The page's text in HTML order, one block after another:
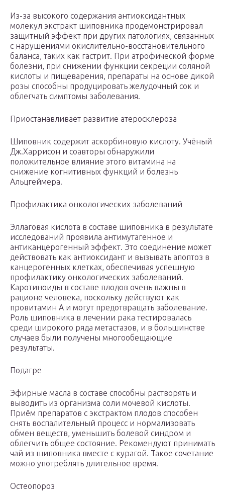
Из-за высокого содержания антиоксидантных
молекул экстракт шиповника продемонстрировал
защитный эффект при других патологиях, связанных
с нарушениями окислительно-восстановительного
баланса, таких как гастрит. При атрофической форме
болезни, при снижении функции секреции соляной
кислоты и пищеварения, препараты на основе дикой
розы способны продуцировать желудочный сок и
облегчать симптомы заболевания.
Приостанавливает развитие атеросклероза
Шиповник содержит аскорбиновую кислоту. Учёный
Дж.Харрисон и соавторы обнаружили
положительное влияние этого витамина на
снижение когнитивных функций и болезнь
Альцгеймера.
Профилактика онкологических заболеваний
Эллаговая кислота в составе шиповника в результате
исследований проявила антимутагенное и
антиканцерогенный эффект. Это соединение может
действовать как антиоксидант и вызывать апоптоз в
канцерогенных клетках, обеспечивая успешную
профилактику онкологических заболеваний.
Каротиноиды в составе плодов очень важны в
рационе человека, поскольку действуют как
провитамин А и могут предотвращать заболевание.
Роль шиповника в лечении рака тестировалась
среди широкого ряда метастазов, и в большинстве
случаев были получены многообещающие
результаты.
Подагре
Эфирные масла в составе способны растворять и
выводить из организма соли мочевой кислоты.
Приём препаратов с экстрактом плодов способен
снять воспалительный процесс и нормализовать
обмен веществ, уменьшить болевой синдром и
облегчить общее состояние. Рекомендуют принимать
чай из шиповника вместе с курагой. Такое сочетание
можно употреблять длительное время.
Остеопороз